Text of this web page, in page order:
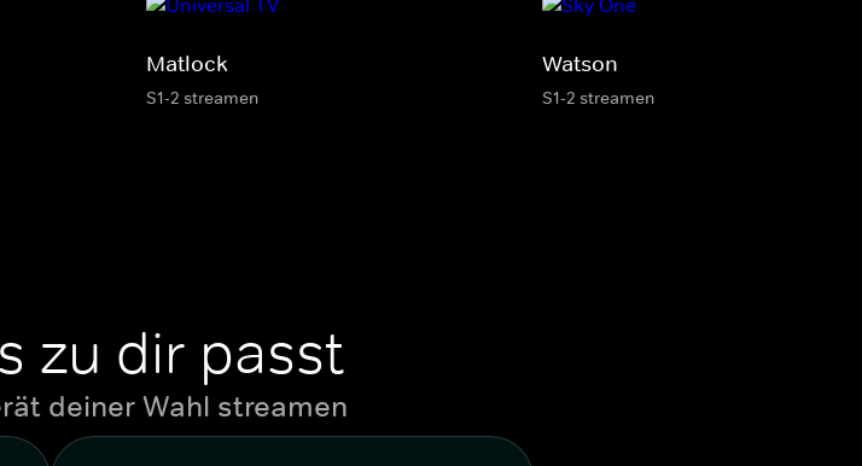
Matlock
S1-2 streamen
Watson
S1-2 streamen
zu dir passt
deiner Wahl streamen